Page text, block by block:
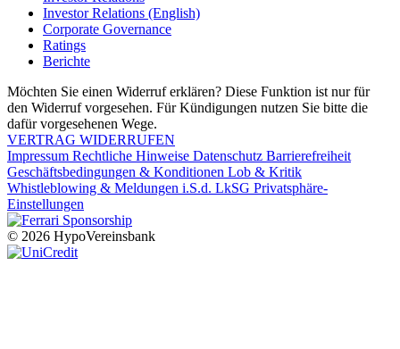
Investor Relations (English)
Corporate Governance
Ratings
Berichte
Möchten Sie einen Widerruf erklären? Diese Funktion ist nur für
den Widerruf vorgesehen. Für Kündigungen nutzen Sie bitte die
dafür vorgesehenen Wege.
VERTRAG WIDERRUFEN
Impressum Rechtliche Hinweise Datenschutz Barrierefreiheit
Geschäftsbedingungen & Konditionen Lob & Kritik
Whistleblowing & Meldungen i.S.d. LkSG Privatsphäre-
Einstellungen
© 2026 HypoVereinsbank